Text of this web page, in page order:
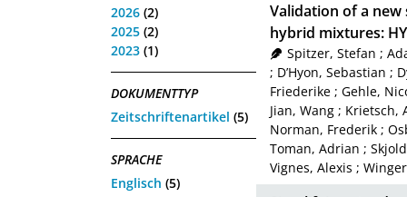
2026 (2)
2025 (2)
2023 (1)
DOKUMENTTYP
Zeitschriftenartikel (5)
SPRACHE
Englisch (5)
Validation of a
hybrid mixtures:
Spitzer, Stefan ;
; D’Hyon, Sebastian ;
Friederike ; Gehle,
Jian, Wang ; Krietsch,
Norman, Frederik ;
Toman, Adrian ;
Vignes, Alexis ;